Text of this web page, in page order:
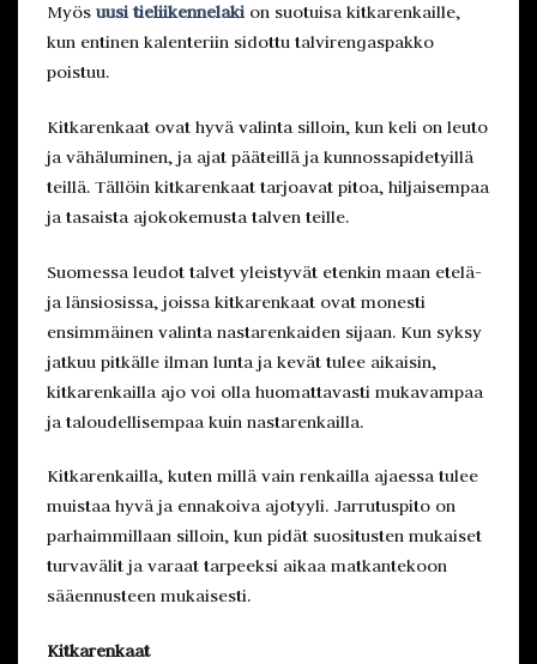
Myös uusi tieliikennelakion suotuisa kitkarenkaille,
kun entinen kalenteriin sidottu talvirengaspakko
poistuu.
Kitkarenkaat ovat hyvä valinta silloin, kun keli on leuto
ja vähäluminen, ja ajat pääteillä ja kunnossapidetyillä
teillä. Tällöin kitkarenkaat tarjoavat pitoa, hiljaisempaa
ja tasaista ajokokemusta talven teille.
Suomessa leudot talvet yleistyvät etenkin maan etelä-
ja länsiosissa, joissa kitkarenkaat ovat monesti
ensimmäinen valinta nastarenkaiden sijaan. Kun syksy
jatkuu pitkälle ilman lunta ja kevät tulee aikaisin,
kitkarenkailla ajo voi olla huomattavasti mukavampaa
ja taloudellisempaa kuin nastarenkailla.
Kitkarenkailla, kuten millä vain renkailla ajaessa tulee
muistaa hyvä ja ennakoiva ajotyyli. Jarrutuspito on
parhaimmillaan silloin, kun pidät suositusten mukaiset
turvavälit ja varaat tarpeeksi aikaa matkantekoon
sääennusteen mukaisesti.
Kitkarenkaat